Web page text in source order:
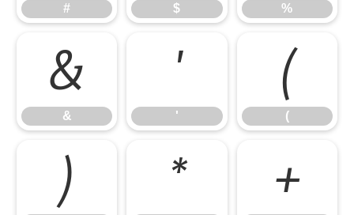
# $ %
&
&
'
'
(
(
) * +